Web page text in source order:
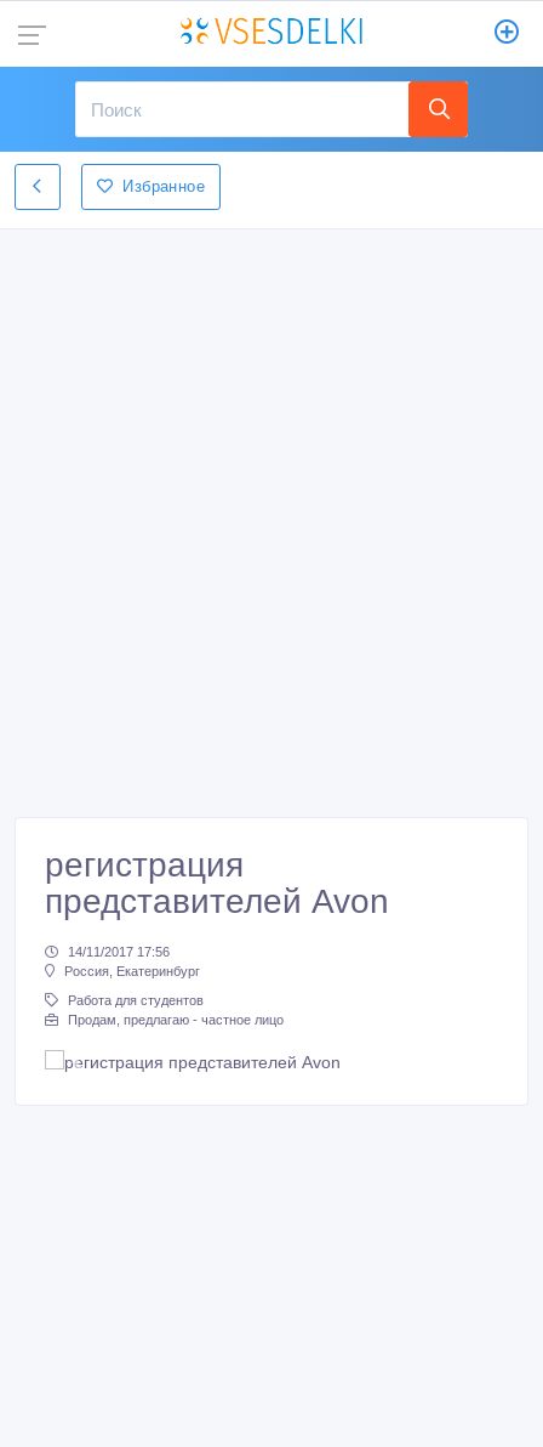
Избранное
регистрация
представителей Avon
14/11/2017 17:56
Россия, Екатеринбург
Работа для студентов
Продам, предлагаю - частное лицо